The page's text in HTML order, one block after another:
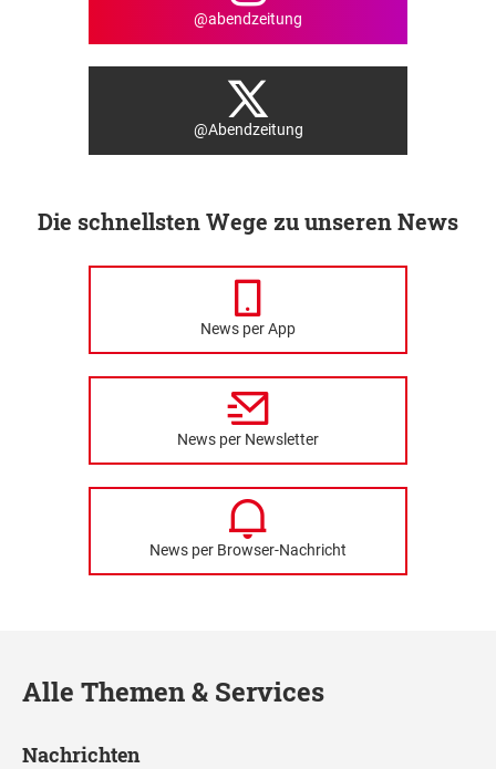
@abendzeitung
@Abendzeitung
Die schnellsten Wege zu unseren News
News per App
News per Newsletter
News per Browser-Nachricht
Alle Themen & Services
Nachrichten